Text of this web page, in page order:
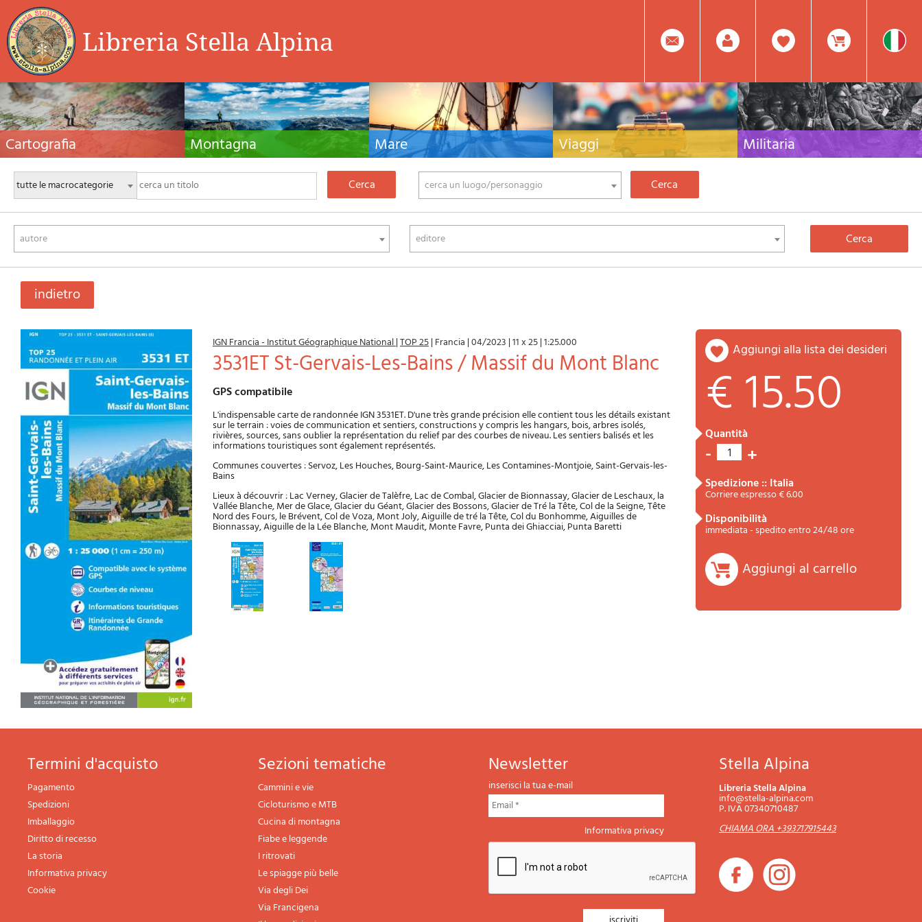
Libreria Stella Alpina 0
Prodotto(i) Attualmente
Nel
Facebook
Registrati
Cartografia
Carte escursionistiche, carte stradali e atlanti,
cartografia d'Italia e di tutto il mondo. Carte dei
sentieri, cartografia per il cicloturismo e
mountain bike
Montagna
Guide alpinistiche, guide escursionistiche,
manuali tecnici per l'alpinismo estivo ed
invernale. Letteratura e filmografia di montagna
Mare
Manuali nautici, cartografia nautica, libri e
letteratura per la barca a vela e motore
Viaggi
Guide turistiche per viaggi e letteratura di
viaggio per l'Italia, l'Europa e tutto il Mondo
Militaria
Raccolta delle migliori pubblicazioni (libri e dvd)
cerca un luogo/personaggio
autore editore
indietro
IGN Francia - Institut Géographique National|TOP 25| Francia |04/2023 |11 x 25|1:25.000
3531ET St-Gervais-Les-Bains / Massif du Mont Blanc
GPS compatibile
L'indispensable carte de randonnée IGN 3531ET. D'une très grande précision elle contient tous les détails existant
sur le terrain : voies de communication et sentiers, constructions y compris les hangars, bois, arbres isolés,
rivières, sources, sans oublier la représentation du relief par des courbes de niveau. Les sentiers balisés et les
informations touristiques sont également représentés.
Communes couvertes : Servoz, Les Houches, Bourg-Saint-Maurice, Les Contamines-Montjoie, Saint-Gervais-les-
Bains
Lieux à découvrir : Lac Verney, Glacier de Talèfre, Lac de Combal, Glacier de Bionnassay, Glacier de Leschaux, la
Vallée Blanche, Mer de Glace, Glacier du Géant, Glacier des Bossons, Glacier de Tré la Tête, Col de la Seigne, Tête
Nord des Fours, le Brévent, Col de Voza, Mont Joly, Aiguille de tré la Tête, Col du Bonhomme, Aiguilles de
Bionnassay, Aiguille de la Lée Blanche, Mont Maudit, Monte Favre, Punta dei Ghiacciai, Punta Baretti
aggiungi alla lista dei desideri
€ 15.50
quantità
- 1 +
spedizione :: Italia
Corriere espresso € 6.00
disponibilità
immediata - spedito entro 24/48 ore
Aggiungi al carrello
termini d'acquisto
Pagamento
Spedizioni
Imballaggio
Diritto di recesso
La storia
Informativa privacy
Cookie
sezioni tematiche
Cammini e vie
Cicloturismo e MTB
Cucina di montagna
Fiabe e leggende
I ritrovati
Le spiagge più belle
Via degli Dei
Via Francigena
newsletter
inserisci la tua e-mail
Informativa privacy
Stella Alpina
Libreria Stella Alpina
info@stella-alpina.com
P. IVA 07340710487
CHIAMA ORA +393717915443